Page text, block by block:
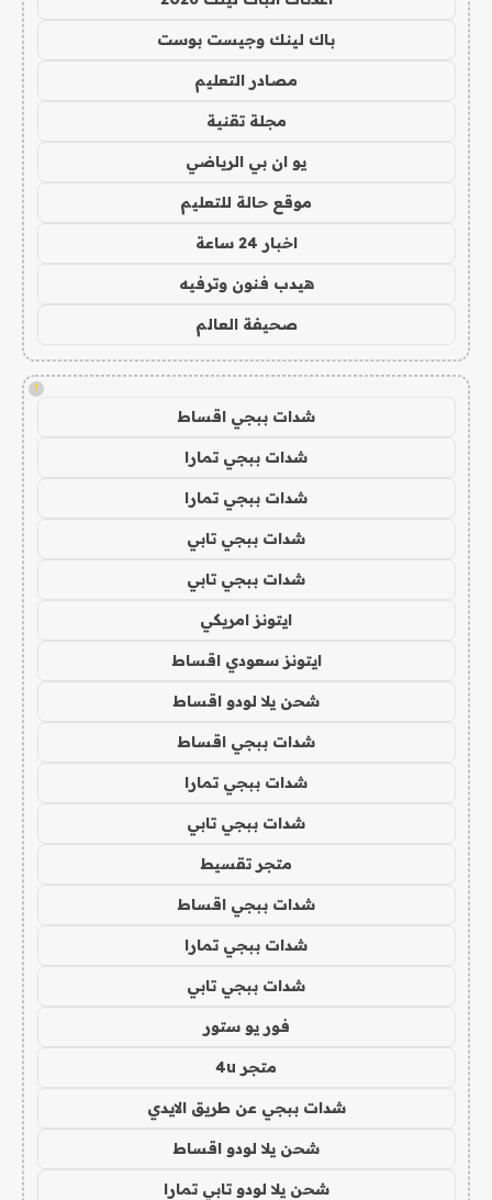
باك لينك وجيست بوست
مصادر التعليم
مجلة تقنية
يو ان بي الرياضي
موقع حالة للتعليم
اخبار 24 ساعة
هيدب فنون وترفيه
صحيفة العالم
!
شدات ببجي اقساط
شدات ببجي تمارا
شدات ببجي تمارا
شدات ببجي تابي
شدات ببجي تابي
ايتونز امريكي
ايتونز سعودي اقساط
شحن يلا لودو اقساط
شدات ببجي اقساط
شدات ببجي تمارا
شدات ببجي تابي
متجر تقسيط
شدات ببجي اقساط
شدات ببجي تمارا
شدات ببجي تابي
فور يو ستور
متجر 4u
شدات ببجي عن طريق الايدي
شحن يلا لودو اقساط
شحن يلا لودو تابي تمارا